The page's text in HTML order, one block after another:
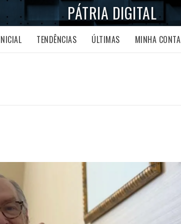
PÁTRIA DIGITAL
TENDÊNCIAS ÚLTIMAS MINHA CONTA